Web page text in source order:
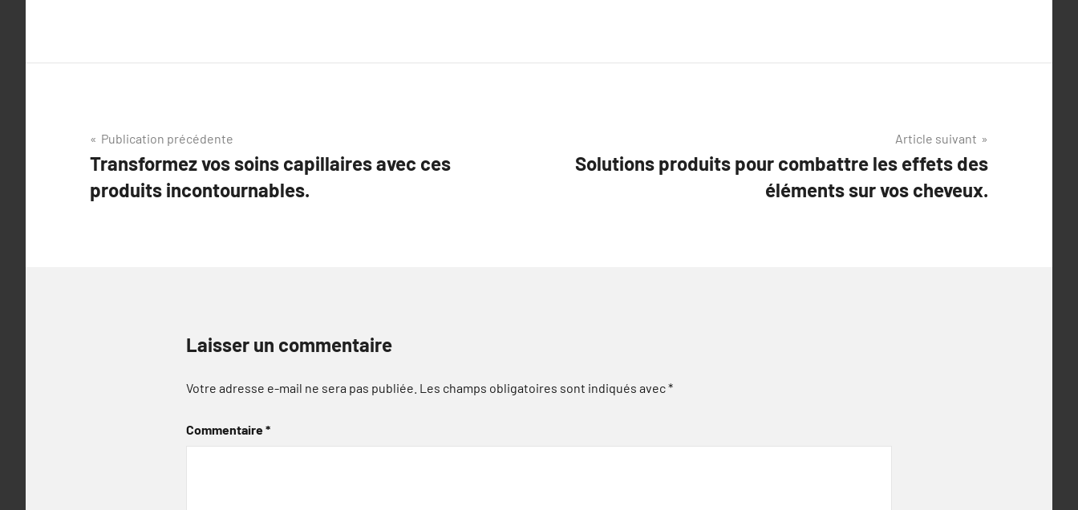
Navigation
de
l’article
Publication précédente
Transformez vos soins capillaires avec ces
produits incontournables.
Article suivant
Solutions produits pour combattre les effets des
éléments sur vos cheveux.
Laisser un commentaire
Votre adresse e-mail ne sera pas publiée. Les champs obligatoires sont indiqués avec*
Commentaire*